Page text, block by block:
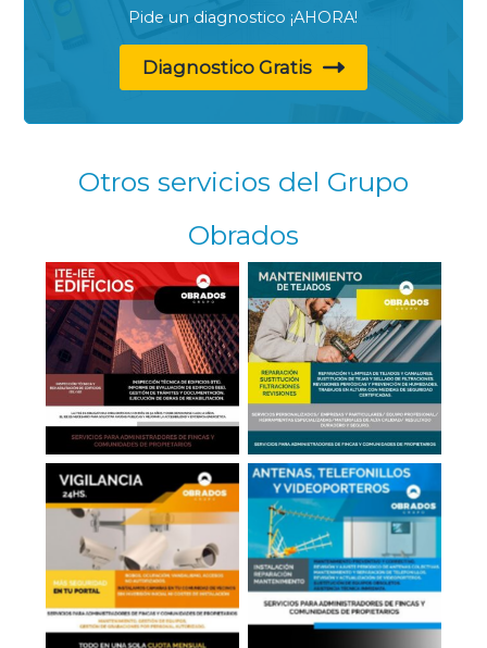
Pide un diagnostico ¡AHORA!
Diagnostico Gratis
Otros servicios del Grupo
Obrados
ITT-IEE de Edificios
Reparación de
Tejados en Madrid
Cámaras en Portales
Antenas, Telefonillos,
Videoporteros